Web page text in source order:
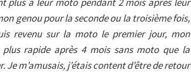
genou pour la seconde ou la troisième fois,
revenu sur la moto le premier jour, mon
plus rapide après 4 mois sans moto que la
m’amusais, j’étais content d’être de retour